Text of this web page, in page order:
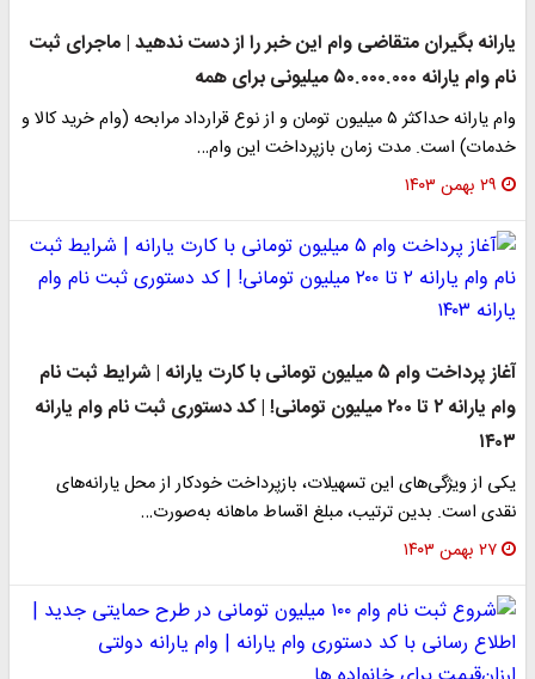
یارانه بگیران متقاضی وام این خبر را از دست ندهید | ماجرای ثبت
نام وام یارانه ۵۰.۰۰۰.۰۰۰ میلیونی برای همه
وام یارانه حداکثر ۵ میلیون تومان و از نوع قرارداد مرابحه (وام خرید کالا و
خدمات) است. مدت زمان بازپرداخت این وام…
۲۹ بهمن ۱۴۰۳
آغاز پرداخت وام ۵ میلیون تومانی با کارت یارانه | شرایط ثبت نام
وام یارانه ۲ تا ۲۰۰ میلیون تومانی! | کد دستوری ثبت نام وام یارانه
۱۴۰۳
یکی از ویژگی‌های این تسهیلات، بازپرداخت خودکار از محل یارانه‌های
نقدی است. بدین ترتیب، مبلغ اقساط ماهانه به‌صورت…
۲۷ بهمن ۱۴۰۳